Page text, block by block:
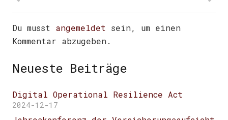
Du musst angemeldet sein, um einen
Kommentar abzugeben.
Neueste Beiträge
Digital Operational Resilience Act
2024-12-17